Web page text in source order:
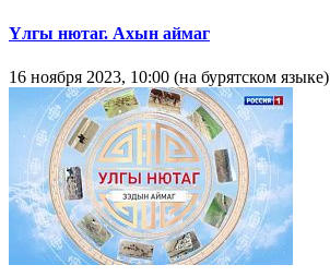
Үлгы нютаг. Ахын аймаг
16 ноября 2023, 10:00 (на бурятском языке)